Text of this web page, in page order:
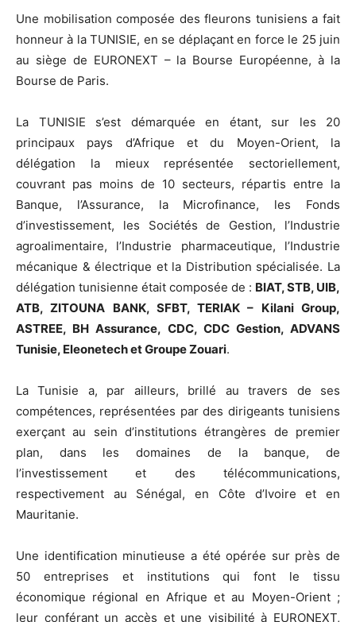
Une mobilisation composée des fleurons tunisiens a fait
honneur à la TUNISIE, en se déplaçant en force le 25 juin
au siège de EURONEXT – la Bourse Européenne, à la
Bourse de Paris.
La TUNISIE s’est démarquée en étant, sur les 20
principaux pays d’Afrique et du Moyen-Orient, la
délégation la mieux représentée sectoriellement,
couvrant pas moins de 10 secteurs, répartis entre la
Banque, l’Assurance, la Microfinance, les Fonds
d’investissement, les Sociétés de Gestion, l’Industrie
agroalimentaire, l’Industrie pharmaceutique, l’Industrie
mécanique & électrique et la Distribution spécialisée. La
délégation tunisienne était composée de : BIAT, STB, UIB,
ATB, ZITOUNA BANK, SFBT, TERIAK – Kilani Group,
ASTREE, BH Assurance, CDC, CDC Gestion, ADVANS
Tunisie, Eleonetech et Groupe Zouari.
La Tunisie a, par ailleurs, brillé au travers de ses
compétences, représentées par des dirigeants tunisiens
exerçant au sein d’institutions étrangères de premier
plan, dans les domaines de la banque, de
l’investissement et des télécommunications,
respectivement au Sénégal, en Côte d’Ivoire et en
Mauritanie.
Une identification minutieuse a été opérée sur près de
50 entreprises et institutions qui font le tissu
économique régional en Afrique et au Moyen-Orient ;
leur conférant un accès et une visibilité à EURONEXT,